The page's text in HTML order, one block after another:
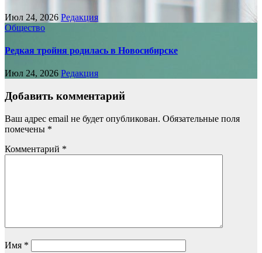
Июл 24, 2026 Редакция
Общество
Редкая тройня родилась в Новосибирске
Июл 24, 2026 Редакция
Добавить комментарий
Ваш адрес email не будет опубликован. Обязательные поля
помечены *
Комментарий *
Имя *